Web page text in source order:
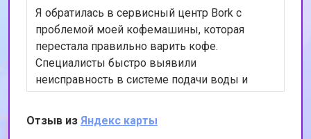
Я обратилась в сервисный центр Bork с
проблемой моей кофемашины, которая
перестала правильно варить кофе.
Специалисты быстро выявили
неисправность в системе подачи воды и
устранили её. Теперь моя кофемашина
работает как новая. Я очень довольна
качеством обслуживания и
Отзыв из Яндекс карты